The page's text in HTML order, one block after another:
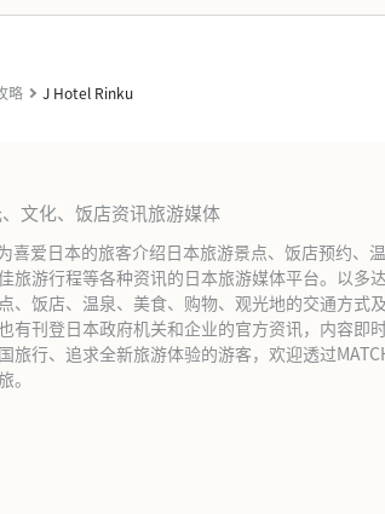
略 J Hotel Rinku
文化、饭店资讯旅游媒体
喜爱日本的旅客介绍日本旅游景点、饭店预约、温
旅游行程等各种资讯的日本旅游媒体平台。以多
、饭店、温泉、美食、购物、观光地的交通方式
有刊登日本政府机关和企业的官方资讯，内容即
旅行、追求全新旅游体验的游客，欢迎透过
。